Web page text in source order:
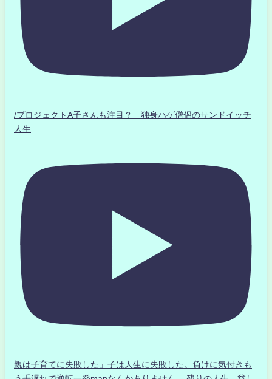
/プロジェクトA子さんも注目？ 独身ハゲ僧侶のサンドイッチ
人生
親は子育てに失敗した」子は人生に失敗した。負けに気付きも